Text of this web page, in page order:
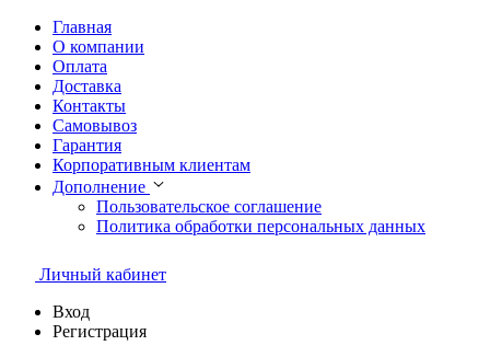
Главная
О компании
Оплата
Доставка
Контакты
Самовывоз
Гарантия
Корпоративным клиентам
Дополнение
Пользовательское соглашение
Политика обработки персональных данных
Личный кабинет
Вход
Регистрация